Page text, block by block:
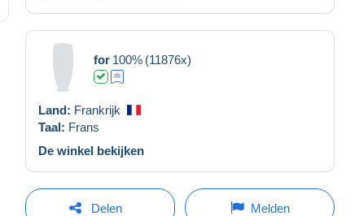
for 100% (11876x)
Land: Frankrijk
Taal: Frans
De winkel bekijken
Delen Melden